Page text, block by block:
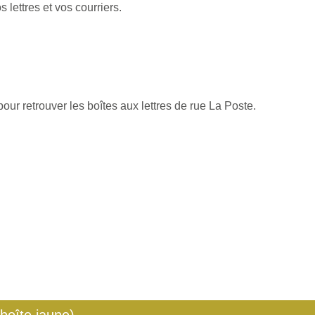
lettres et vos courriers.
retrouver les boîtes aux lettres de rue La Poste.